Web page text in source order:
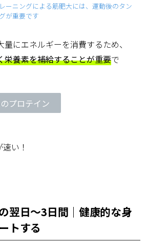
ーニングによる筋肥大には、運動後のタン
が重要です
にエネルギーを消費するため、
栄養素を補給することが重要で
プロテイン
い！
翌日～3日間｜健康的な身
トする